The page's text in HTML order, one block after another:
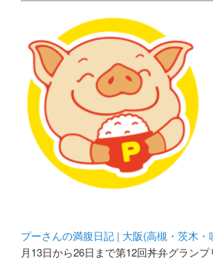
プーさんの満
豊中・箕面)
化してます。
プーさんの満腹日記 | 大阪(高槻・茨木
月13日から26日まで第12回丼弁グランプ